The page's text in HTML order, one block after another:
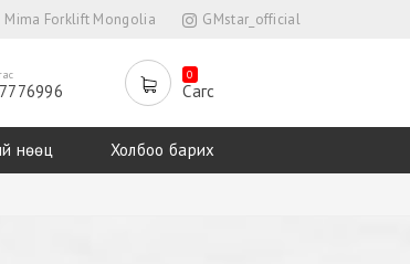
Mima Forklift Mongolia GMstar_official
0
Сагс
нөөц Холбоо барих